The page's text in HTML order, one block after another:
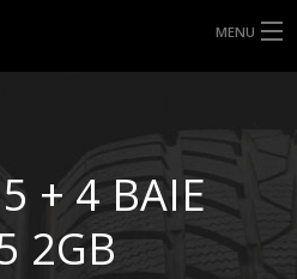
MENU
+ 4 BAIE
2GB